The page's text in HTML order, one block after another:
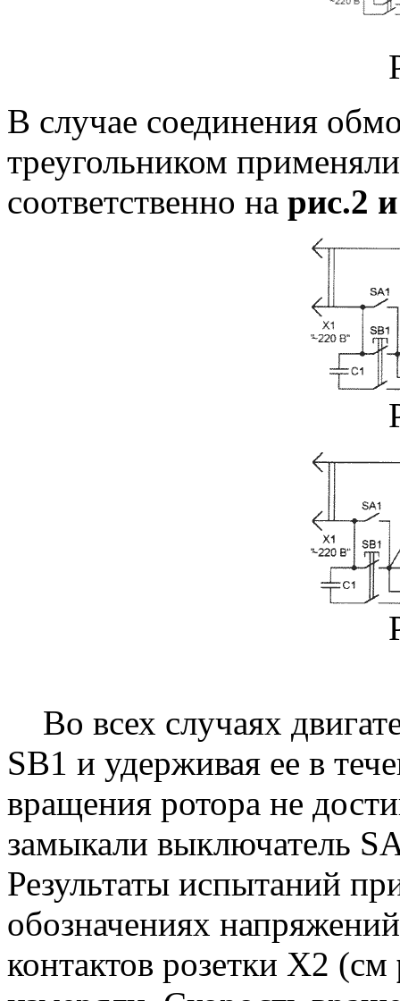
В случае соединения
треугольником
соответственно на рис.2
Во всех случаях
SB1 и удерживая ее в
вращения ротора не
замыкали выключатель
Результаты испытаний
обозначениях
контактов розетки Х2 (см